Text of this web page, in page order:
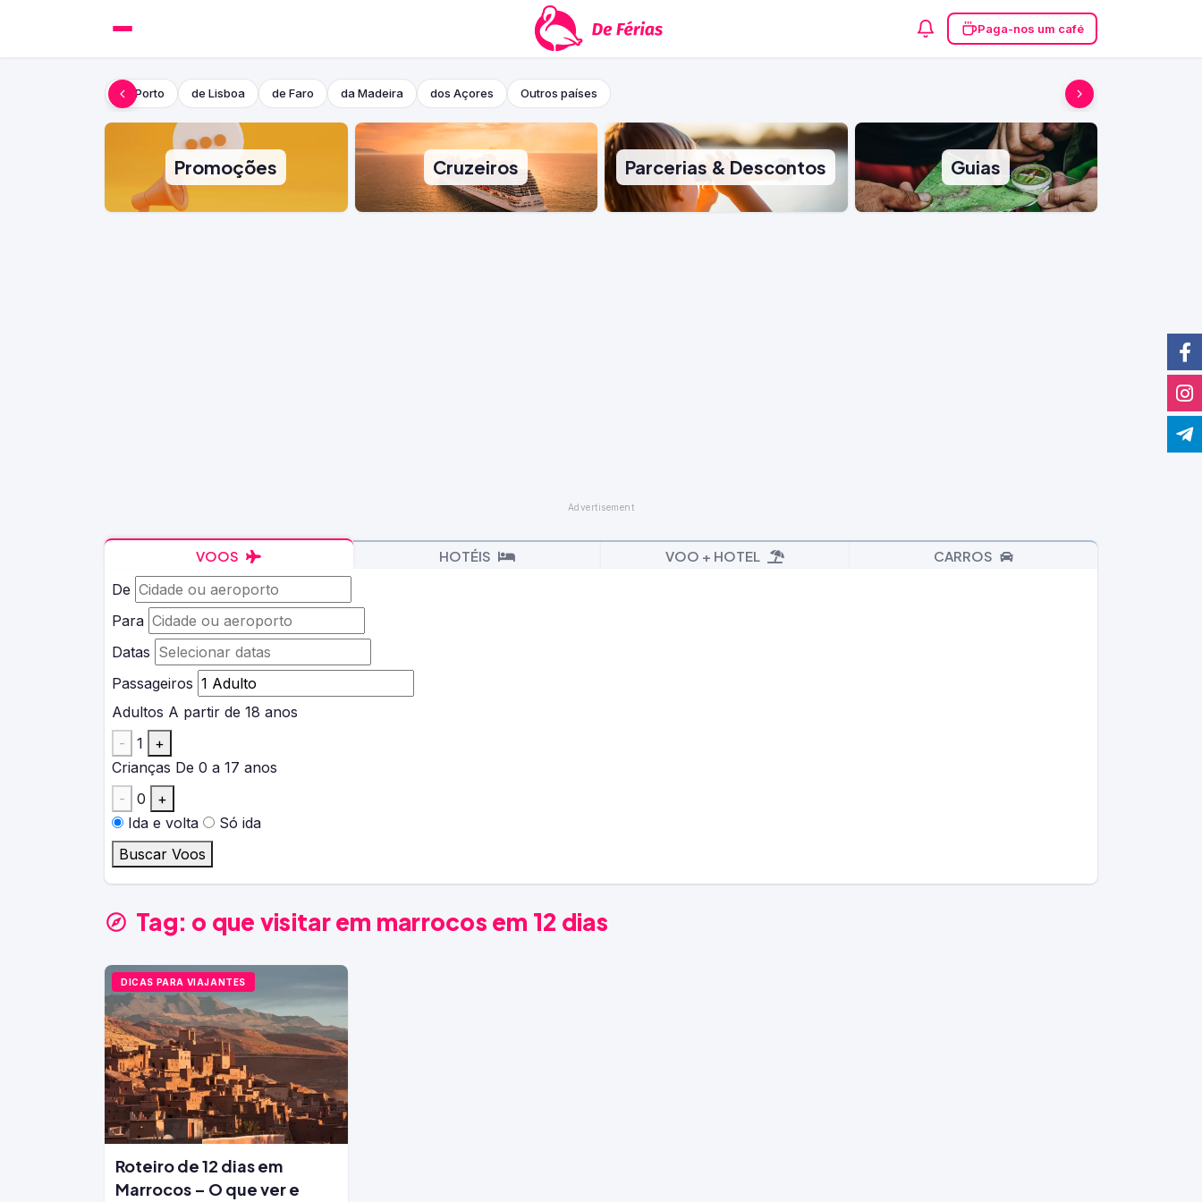
Paga-nos um café
do Porto de Lisboa de Faro da Madeira dos Açores Outros países
Promoções Cruzeiros Parcerias & Descontos Guias
VOOS HOTÉIS VOO + HOTEL CARROS
De
Para
Datas
Passageiros
Adultos A partir de 18 anos
-
1
+
Crianças De 0 a 17 anos
-
0
+
Ida e volta
Só ida
Buscar Voos
Tag: o que visitar em marrocos em 12 dias
DICAS PARA VIAJANTES
Roteiro de 12 dias em
Marrocos – O que ver e